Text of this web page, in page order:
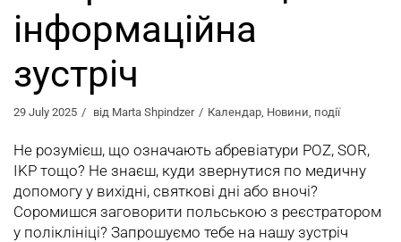
інформаційна
зустріч
29 July 2025 від Marta Shpindzer Календар Новини події
Не розумієш, що означають абревіатури POZ, SOR,
IKP тощо? Не знаєш, куди звернутися по медичну
допомогу у вихідні, святкові дні або вночі?
Соромишся заговорити польською з реєстратором
у поліклініці? Запрошуємо тебе на нашу зустріч